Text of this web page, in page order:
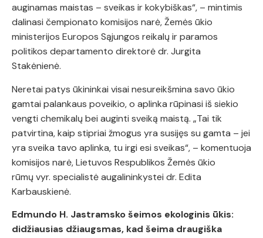
auginamas maistas – sveikas ir kokybiškas“, – mintimis
dalinasi čempionato komisijos narė, Žemės ūkio
ministerijos Europos Sąjungos reikalų ir paramos
politikos departamento direktorė dr. Jurgita
Stakėnienė.
Neretai patys ūkininkai visai nesureikšmina savo ūkio
gamtai palankaus poveikio, o aplinka rūpinasi iš siekio
vengti chemikalų bei auginti sveiką maistą. „Tai tik
patvirtina, kaip stipriai žmogus yra susijęs su gamta – jei
yra sveika tavo aplinka, tu irgi esi sveikas“, – komentuoja
komisijos narė, Lietuvos Respublikos Žemės ūkio
rūmų vyr. specialistė augalininkystei dr. Edita
Karbauskienė.
Edmundo H. Jastramsko šeimos ekologinis ūkis:
didžiausias džiaugsmas, kad šeima draugiška